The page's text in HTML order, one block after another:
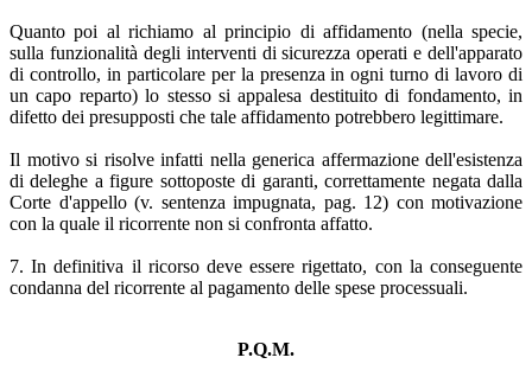
Quanto poi al richiamo al principio di affidamento (nella specie,
sulla funzionalità degli interventi di sicurezza operati e dell'apparato
di controllo, in particolare per la presenza in ogni turno di lavoro di
un capo reparto) lo stesso si appalesa destituito di fondamento, in
difetto dei presupposti che tale affidamento potrebbero legittimare.
Il motivo si risolve infatti nella generica affermazione dell'esistenza
di deleghe a figure sottoposte di garanti, correttamente negata dalla
Corte d'appello (v. sentenza impugnata, pag. 12) con motivazione
con la quale il ricorrente non si confronta affatto.
7. In definitiva il ricorso deve essere rigettato, con la conseguente
condanna del ricorrente al pagamento delle spese processuali.
P.Q.M.